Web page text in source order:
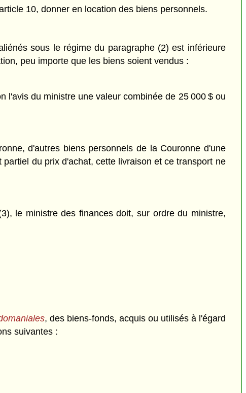
10, donner en location des biens personnels.
sous le régime du paragraphe (2) est inférieure
peu importe que les biens soient vendus :
l'avis du ministre une valeur combinée de 25 000 $ ou
d'autres biens personnels de la Couronne d'une
du prix d'achat, cette livraison et ce transport ne
le ministre des finances doit, sur ordre du ministre,
, des biens-fonds, acquis ou utilisés à l'égard
suivantes :